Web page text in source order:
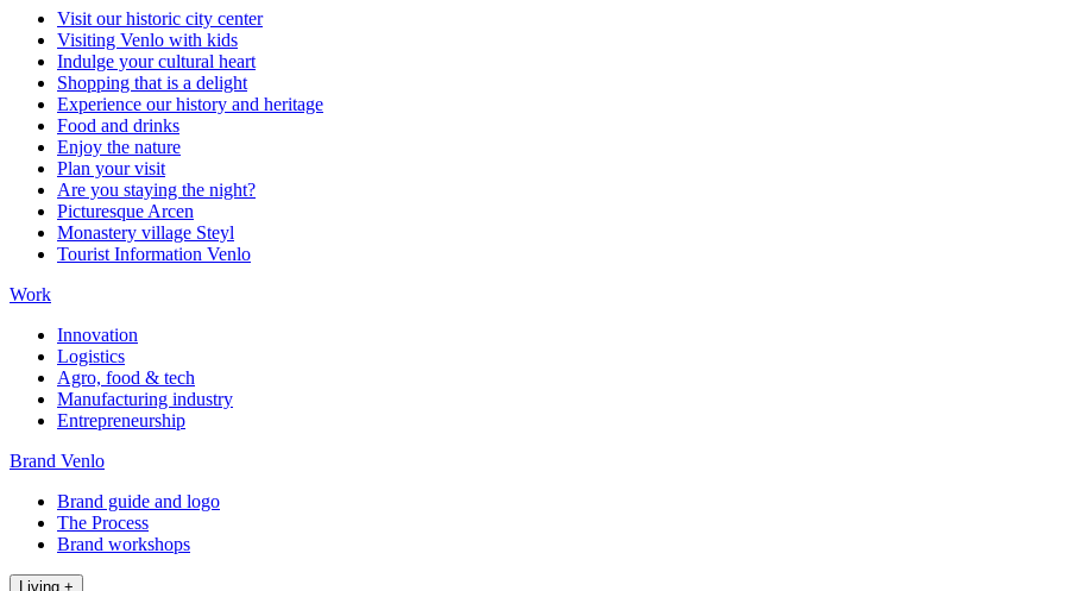
Visit our historic city center
Visiting Venlo with kids
Indulge your cultural heart
Shopping that is a delight
Experience our history and heritage
Food and drinks
Enjoy the nature
Plan your visit
Are you staying the night?
Picturesque Arcen
Monastery village Steyl
Tourist Information Venlo
Work
Innovation
Logistics
Agro, food & tech
Manufacturing industry
Entrepreneurship
Brand Venlo
Brand guide and logo
The Process
Brand workshops
Living +